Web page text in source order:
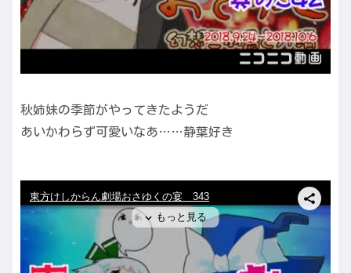
秋姉妹の季節がやってきたようだ
あいかわらず可愛いなあ……静葉好き